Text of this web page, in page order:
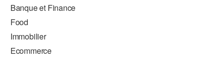
Banque et Finance
Food
Immobilier
Ecommerce